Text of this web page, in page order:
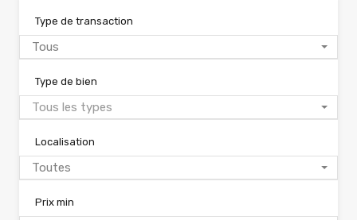
Type de transaction
Tous
Type de bien
Tous les types
Localisation
Toutes
Prix min